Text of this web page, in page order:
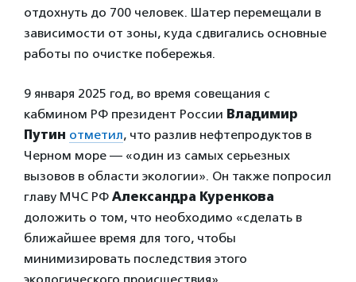
отдохнуть до 700 человек. Шатер перемещали в
зависимости от зоны, куда сдвигались основные
работы по очистке побережья.
9 января 2025 год, во время совещания с
кабмином РФ президент России Владимир
Путин отметил, что разлив нефтепродуктов в
Черном море — «один из самых серьезных
вызовов в области экологии». Он также попросил
главу МЧС РФ Александра Куренкова
доложить о том, что необходимо «сделать в
ближайшее время для того, чтобы
минимизировать последствия этого